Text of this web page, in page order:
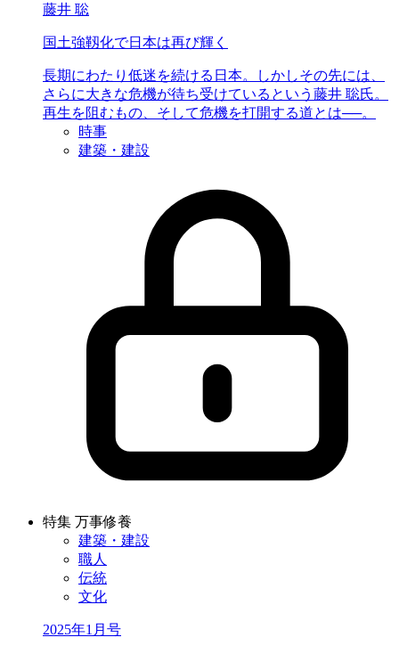
藤井 聡
国土強靱化で日本は再び輝く
長期にわたり低迷を続ける日本。しかしその先には、
さらに大きな危機が待ち受けているという藤井 聡氏。
再生を阻むもの、そして危機を打開する道とは──。
時事
建築・建設
特集 万事修養
建築・建設
職人
伝統
文化
2025年1月号